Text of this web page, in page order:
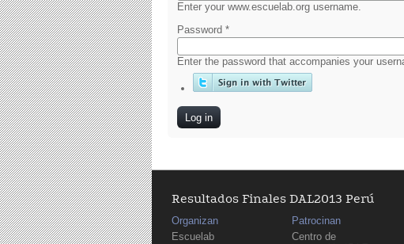
Enter your www.escuelab.org username.
Password *
Enter the password that accompanies your
Resultados Finales DAL2013 Perú
Organizan
Escuelab
Patrocinan
Centro de